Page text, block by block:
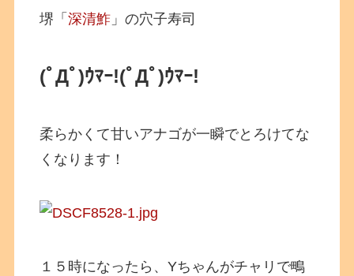
堺「深清鮓 」の穴子寿司
(ﾟДﾟ)ｳﾏｰ!(ﾟДﾟ)ｳﾏｰ!
柔らかくて甘いアナゴが一瞬でとろけてな
くなります！
１５時になったら、Yちゃんがチャリで鴫